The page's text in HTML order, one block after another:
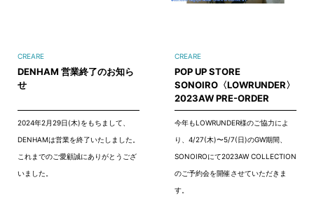
CREARE
DENHAM 営業終了のお知ら
せ
2024年2月29日(木)をもちまして、
DENHAMは営業を終了いたしました。
これまでのご愛顧誠にありがとうござ
いました。
CREARE
POP UP STORE
SONOIRO〈LOWRUNDER〉
2023AW PRE-ORDER
今年もLOWRUNDER様のご協力によ
り、4/27(木)〜5/7(日)のGW期間、
SONOIROにて2023AW COLLECTION
のご予約会を開催させていただきま
す。